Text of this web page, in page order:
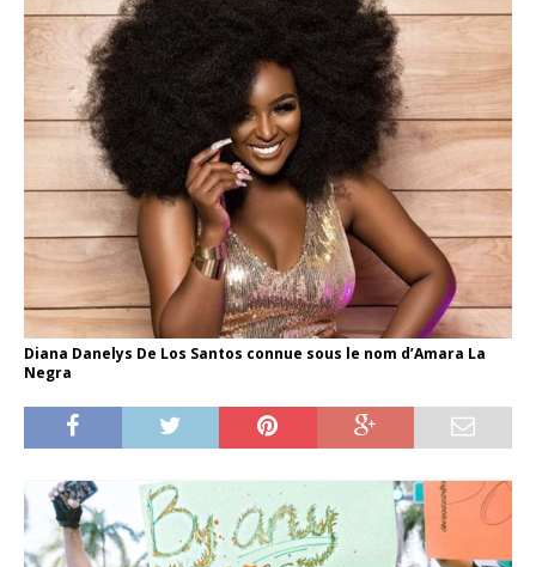
Diana Danelys De Los Santos connue sous le nom d’Amara La
Negra